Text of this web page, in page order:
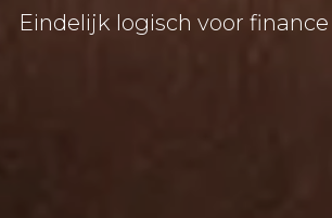
Eindelijk logisch voor